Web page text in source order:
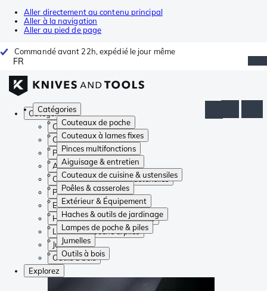
Aller directement au contenu principal
Aller à la navigation
Aller au pied de page
Commandé avant 22h, expédié le jour même
FR
Catégories
Couteaux de poche
Couteaux à lames fixes
Pinces multifonctions
Aiguisage & entretien
Couteaux de cuisine & ustensiles
Poêles & casseroles
Extérieur & Équipement
Haches & outils de jardinage
Lampes de poche & piles
Jumelles
Outils à bois
Catégories
Couteaux de poche
Couteaux à lames fixes
Pinces multifonctions
Aiguisage & entretien
Couteaux de cuisine & ustensiles
Poêles & casseroles
Extérieur & Équipement
Haches & outils de jardinage
Lampes de poche & piles
Jumelles
Outils à bois
Explorez